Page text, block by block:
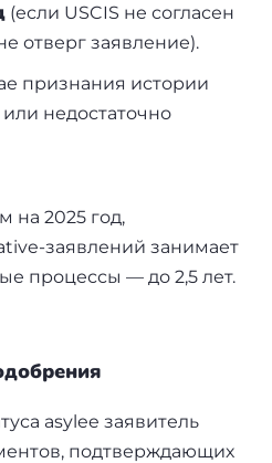
(если USCIS не согласен
отверг заявление).
признания истории
недостаточно
на 2025 год,
заявлений занимает
процессы — до 2,5 лет.
asylee заявитель
подтверждающих